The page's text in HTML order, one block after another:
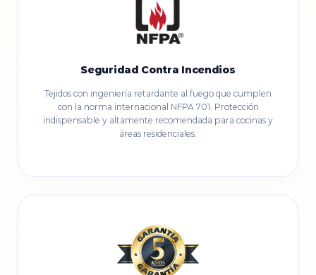
Seguridad Contra Incendios
Tejidos con ingeniería retardante al fuego que cumplen
con la norma internacional NFPA 701. Protección
indispensable y altamente recomendada para cocinas y
áreas residenciales.